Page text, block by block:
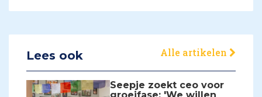
Lees ook Alle artikelen
Seepje zoekt ceo voor